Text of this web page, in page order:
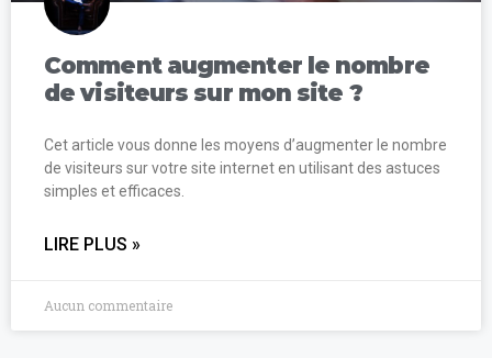
Comment augmenter le nombre
de visiteurs sur mon site ?
Cet article vous donne les moyens d’augmenter le nombre
de visiteurs sur votre site internet en utilisant des astuces
simples et efficaces.
LIRE PLUS »
Aucun commentaire